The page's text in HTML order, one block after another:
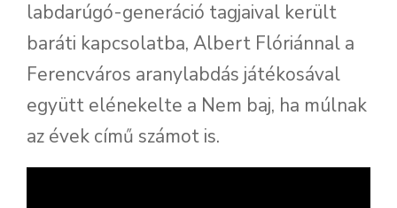
labdarúgó-generáció tagjaival került
baráti kapcsolatba, Albert Flóriánnal a
Ferencváros aranylabdás játékosával
együtt elénekelte a Nem baj, ha múlnak
az évek című számot is.